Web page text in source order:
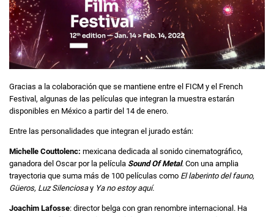
Gracias a la colaboración que se mantiene entre el FICM y el French
Festival, algunas de las películas que integran la muestra estarán
disponibles en México a partir del 14 de enero.
Entre las personalidades que integran el jurado están:
Michelle Couttolenc: mexicana dedicada al sonido cinematográfico,
ganadora del Oscar por la película Sound Of Metal. Con una amplia
trayectoria que suma más de 100 películas como El laberinto del fauno,
Güeros, Luz Silenciosay Ya no estoy aquí.
Joachim Lafosse: director belga con gran renombre internacional. Ha